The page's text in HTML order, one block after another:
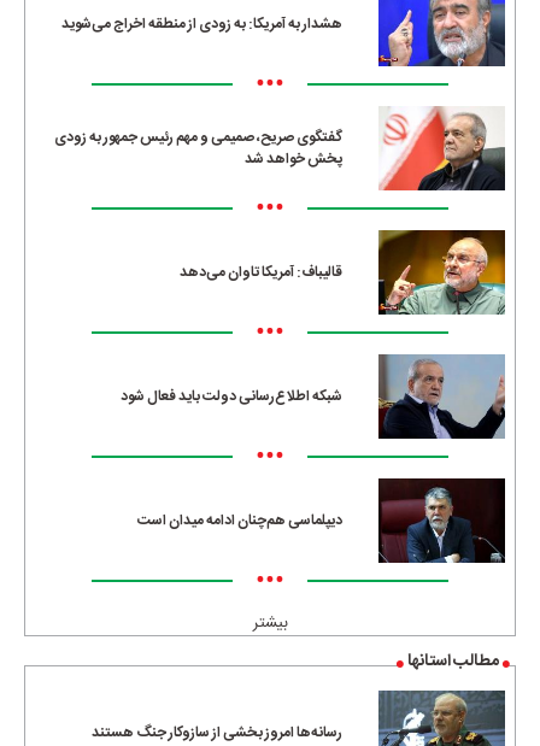
هشدار به آمریکا: به زودی از منطقه اخراج می‌شوید
•••
گفتگوی صریح، صمیمی و مهم رئیس جمهور به زودی
پخش خواهد شد
•••
قالیباف: آمریکا تاوان می‌دهد
•••
شبکه اطلاع‌رسانی دولت باید فعال شود
•••
دیپلماسی هم‌چنان ادامه میدان است
•••
بیشتر
مطالب استانها
رسانه‌ها امروز بخشی از سازوکار جنگ هستند